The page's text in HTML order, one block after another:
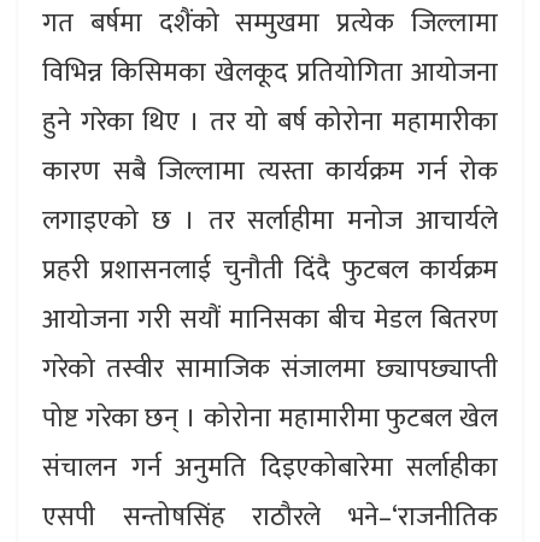
गत बर्षमा दशैंको सम्मुखमा प्रत्येक जिल्लामा
विभिन्न किसिमका खेलकूद प्रतियोगिता आयोजना
हुने गरेका थिए । तर यो बर्ष कोरोना महामारीका
कारण सबै जिल्लामा त्यस्ता कार्यक्रम गर्न रोक
लगाइएको छ । तर सर्लाहीमा मनोज आचार्यले
प्रहरी प्रशासनलाई चुनौती दिंदै फुटबल कार्यक्रम
आयोजना गरी सयौं मानिसका बीच मेडल बितरण
गरेको तस्वीर सामाजिक संजालमा छ्यापछ्याप्ती
पोष्ट गरेका छन् । कोरोना महामारीमा फुटबल खेल
संचालन गर्न अनुमति दिइएकोबारेमा सर्लाहीका
एसपी सन्तोषसिंह राठौरले भने–‘राजनीतिक